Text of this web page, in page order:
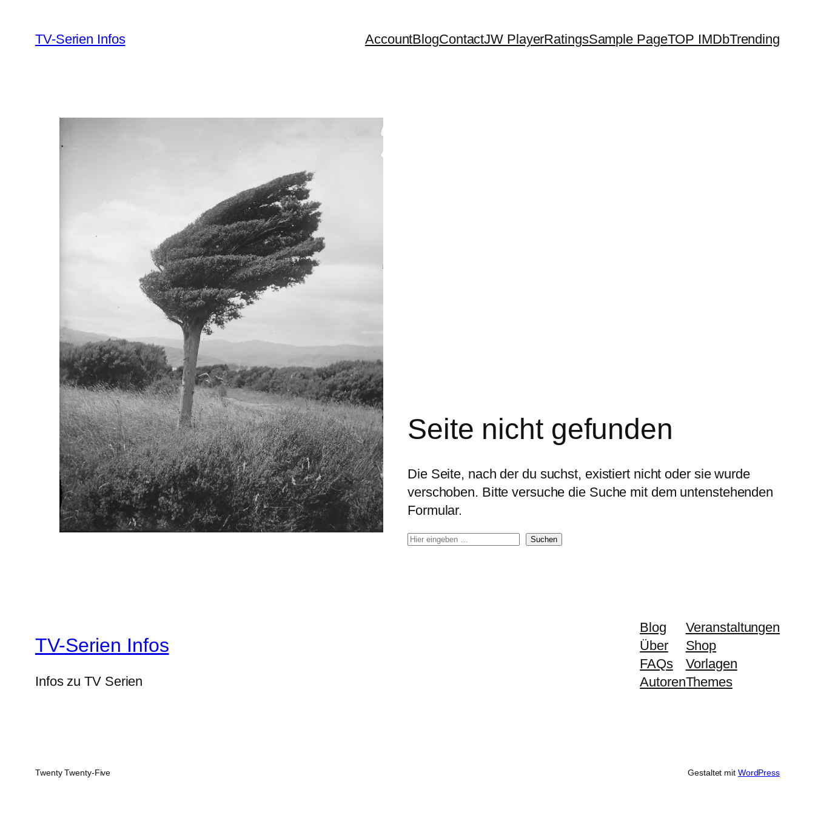
Inhalt
springen
TV-Serien Infos AccountBlogContactJW PlayerRatingsSample PageTOP IMDbTrending
Seite nicht gefunden
Die Seite, nach der du suchst, existiert nicht oder sie wurde
verschoben. Bitte versuche die Suche mit dem untenstehenden
Formular.
S
Suchen
TV-Serien Infos
Infos zu TV Serien
Blog
Über
FAQs
Autoren
Veranstaltungen
Shop
Vorlagen
Themes
Twenty Twenty-Five Gestaltet mit WordPress